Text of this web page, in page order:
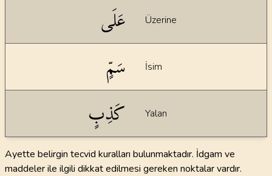
عَلَى Üzerine
سَمٍّ İsim
كَذِبٍ Yalan
Ayette belirgin tecvid kuralları bulunmaktadır. İdgam ve
maddeler ile ilgili dikkat edilmesi gereken noktalar vardır.